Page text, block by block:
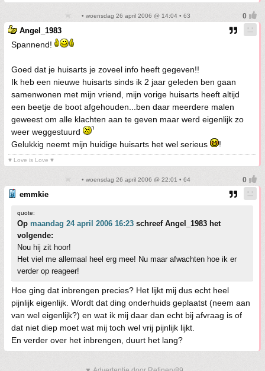
• woensdag 26 april 2006 @ 14:04 • 63
Angel_1983
Spannend!
Goed dat je huisarts je zoveel info heeft gegeven!!
Ik heb een nieuwe huisarts sinds ik 2 jaar geleden ben gaan
samenwonen met mijn vriend, mijn vorige huisarts heeft altijd
een beetje de boot afgehouden...ben daar meerdere malen
geweest om alle klachten aan te geven maar werd eigenlijk zo
weer weggestuurd
Gelukkig neemt mijn huidige huisarts het wel serieus
!
♥ Love is Love ♥
• woensdag 26 april 2006 @ 22:01 • 64
emmkie
quote:
Op maandag 24 april 2006 16:23 schreef Angel_1983 het
volgende:
Nou hij zit hoor!
Het viel me allemaal heel erg mee! Nu maar afwachten hoe ik er
verder op reageer!
Hoe ging dat inbrengen precies? Het lijkt mij dus echt heel
pijnlijk eigenlijk. Wordt dat ding onderhuids geplaatst (neem aan
van wel eigenlijk?) en wat ik mij daar dan echt bij afvraag is of
dat niet diep moet wat mij toch wel vrij pijnlijk lijkt.
En verder over het inbrengen, duurt het lang?